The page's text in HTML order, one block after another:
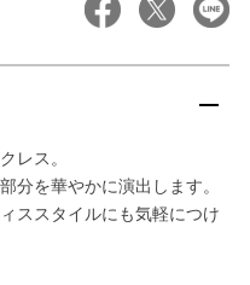
レス。
分を華やかに演出します。
ススタイルにも気軽につけ